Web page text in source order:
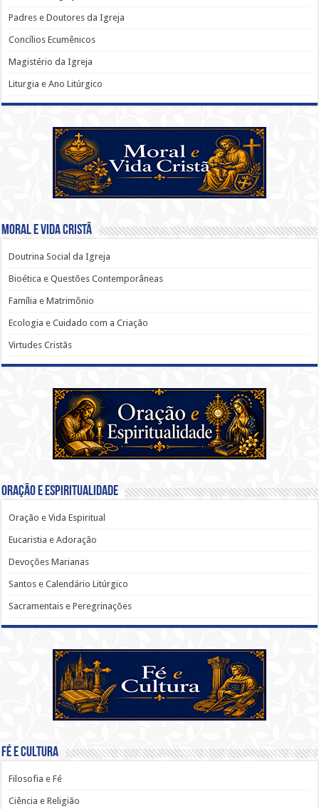
Padres e Doutores da Igreja
Concílios Ecumênicos
Magistério da Igreja
Liturgia e Ano Litúrgico
Moral e Vida Cristã
Doutrina Social da Igreja
Bioética e Questões Contemporâneas
Família e Matrimônio
Ecologia e Cuidado com a Criação
Virtudes Cristãs
Oração e Espiritualidade
Oração e Vida Espiritual
Eucaristia e Adoração
Devoções Marianas
Santos e Calendário Litúrgico
Sacramentais e Peregrinações
Fé e Cultura
Filosofia e Fé
Ciência e Religião